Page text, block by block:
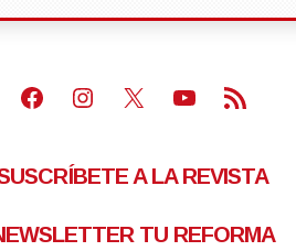
»
»
Facebook
Instagram
X Youtube
Feed RSS
A LA REVISTA
TU REFORMA